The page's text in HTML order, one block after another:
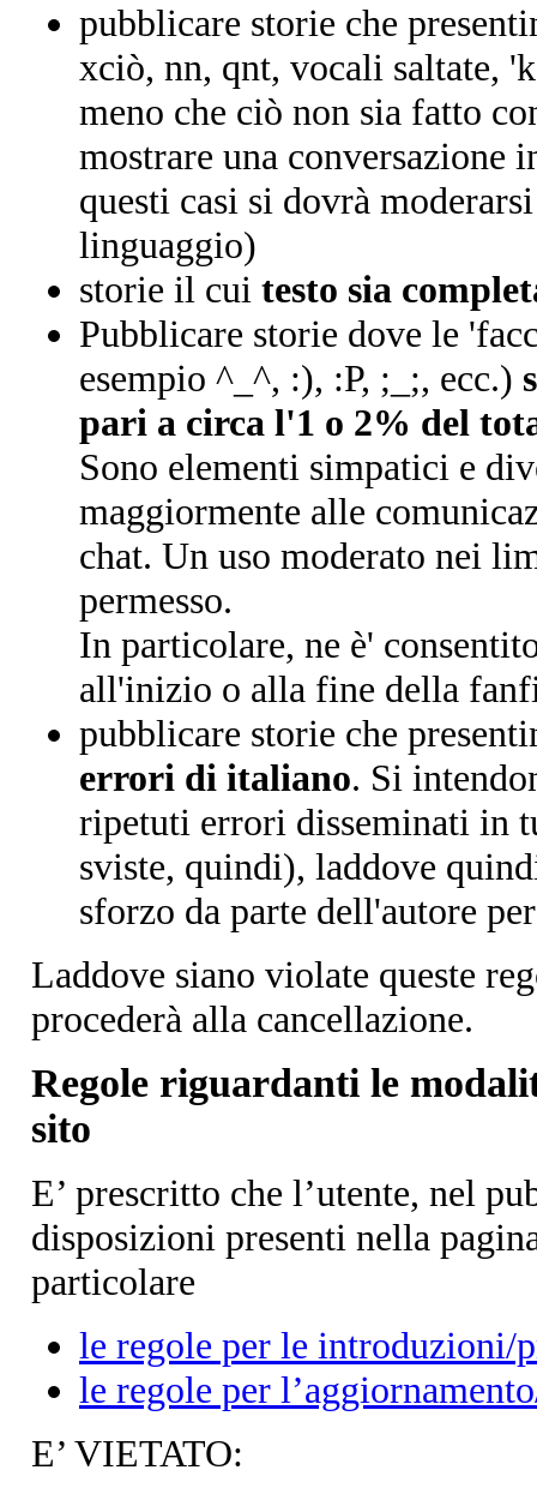
pubblicare storie che
xciò, nn, qnt, vocali saltate,
meno che ciò non sia fatto
mostrare una conversazione
questi casi si dovrà
linguaggio)
storie il cui testo sia
Pubblicare storie dove le
esempio ^_^, :), :P, ;_;, ecc.)
pari a circa l'1 o 2% del
Sono elementi simpatici e
maggiormente alle
chat. Un uso moderato nei
permesso.
In particolare, ne è'
all'inizio o alla fine della
pubblicare storie che
errori di italiano. Si
ripetuti errori disseminati in
sviste, quindi), laddove
sforzo da parte dell'autore
Laddove siano violate queste
procederà alla cancellazione.
Regole riguardanti le
sito
E’ prescritto che l’utente, nel
disposizioni presenti nella
particolare
le regole per le introduzioni/
le regole per
E’ VIETATO: